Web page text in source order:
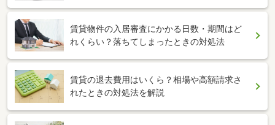
賃貸物件の入居審査にかかる日数・期間はど
れくらい？落ちてしまったときの対処法
賃貸の退去費用はいくら？相場や高額請求さ
れたときの対処法を解説